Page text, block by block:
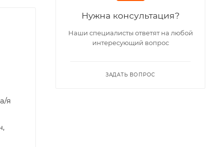
я
Нужна консультация?
Наши специалисты ответят на любой
интересующий вопрос
ЗАДАТЬ ВОПРОС